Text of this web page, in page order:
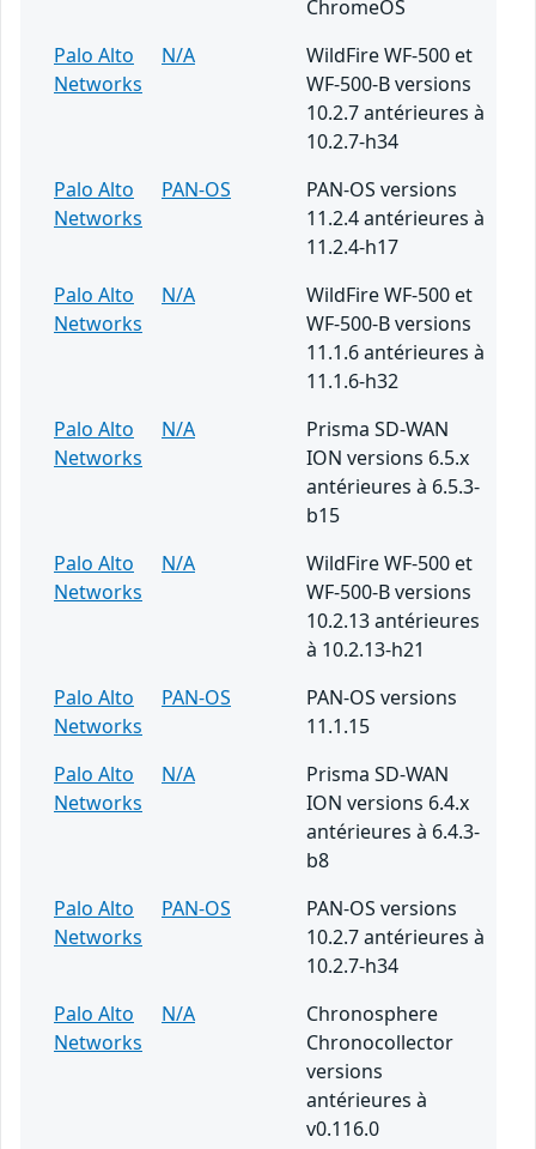
ChromeOS
Palo Alto
Networks
N/A
WildFire WF-500 et
WF-500-B versions
10.2.7 antérieures à
10.2.7-h34
Palo Alto
Networks
PAN-OS
PAN-OS versions
11.2.4 antérieures à
11.2.4-h17
Palo Alto
Networks
N/A
WildFire WF-500 et
WF-500-B versions
11.1.6 antérieures à
11.1.6-h32
Palo Alto
Networks
N/A
Prisma SD-WAN
ION versions 6.5.x
antérieures à 6.5.3-
b15
Palo Alto
Networks
N/A
WildFire WF-500 et
WF-500-B versions
10.2.13 antérieures
à 10.2.13-h21
Palo Alto
Networks
PAN-OS
PAN-OS versions
11.1.15
Palo Alto
Networks
N/A
Prisma SD-WAN
ION versions 6.4.x
antérieures à 6.4.3-
b8
Palo Alto
Networks
PAN-OS
PAN-OS versions
10.2.7 antérieures à
10.2.7-h34
Palo Alto
Networks
N/A
Chronosphere
Chronocollector
versions
antérieures à
v0.116.0